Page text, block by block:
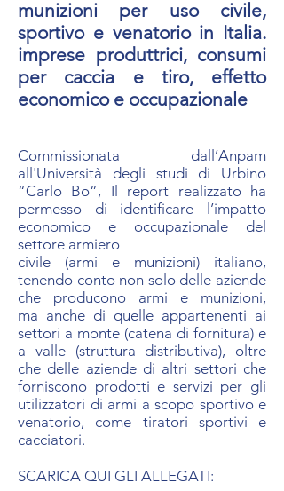
munizioni per uso civile,
sportivo e venatorio in Italia.
imprese produttrici, consumi
per caccia e tiro, effetto
economico e occupazionale
Commissionata dall’Anpam
all'Università degli studi di Urbino
“Carlo Bo”, Il report realizzato ha
permesso di identificare l’impatto
economico e occupazionale del
settore armiero
civile (armi e munizioni) italiano,
tenendo conto non solo delle aziende
che producono armi e munizioni,
ma anche di quelle appartenenti ai
settori a monte (catena di fornitura) e
a valle (struttura distributiva), oltre
che delle aziende di altri settori che
forniscono prodotti e servizi per gli
utilizzatori di armi a scopo sportivo e
venatorio, come tiratori sportivi e
cacciatori.
SCARICA QUI GLI ALLEGATI: